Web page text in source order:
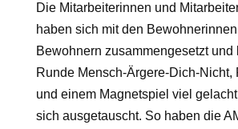
Die Mitarbeiterinnen und
haben sich mit den
Bewohnern zusammengesetzt und
Runde Mensch-Ärgere-Dich-Nicht,
und einem Magnetspiel viel
sich ausgetauscht. So haben die